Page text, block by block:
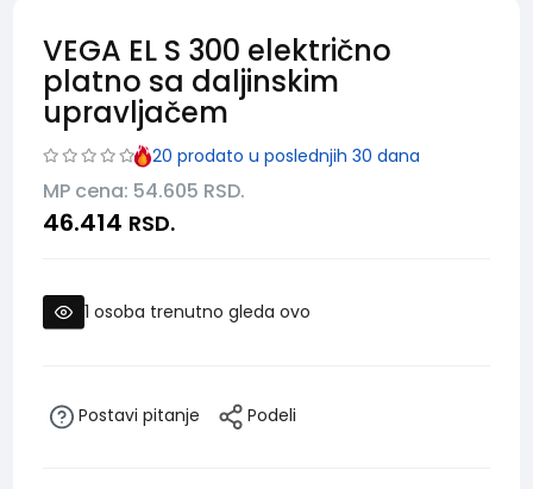
VEGA EL S 300 električno
platno sa daljinskim
upravljačem
20 prodato u poslednjih 30 dana
MP cena: 54.605 RSD.
46.414 RSD.
1 osoba trenutno gleda ovo
Postavi pitanje Podeli